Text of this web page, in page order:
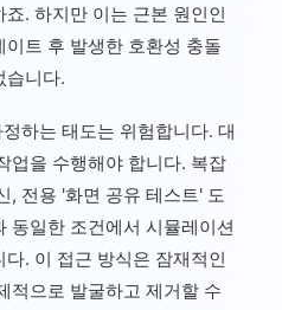
. 하지만 이는 근본 원인인
트 후 발생한 호환성 충돌
습니다.
하는 태도는 위험합니다. 대
업을 수행해야 합니다. 복잡
, 전용 '화면 공유 테스트' 도
동일한 조건에서 시뮬레이션
. 이 접근 방식은 잠재적인
적으로 발굴하고 제거할 수